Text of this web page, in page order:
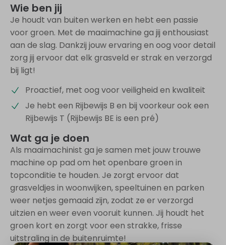
Wie ben jij
Je houdt van buiten werken en hebt een passie
voor groen. Met de maaimachine ga jij enthousiast
aan de slag. Dankzij jouw ervaring en oog voor detail
zorg jij ervoor dat elk grasveld er strak en verzorgd
bij ligt!
Proactief, met oog voor veiligheid en kwaliteit
Je hebt een Rijbewijs B en bij voorkeur ook een
Rijbewijs T (Rijbewijs BE is een pré)
Wat ga je doen
Als maaimachinist ga je samen met jouw trouwe
machine op pad om het openbare groen in
topconditie te houden. Je zorgt ervoor dat
grasveldjes in woonwijken, speeltuinen en parken
weer netjes gemaaid zijn, zodat ze er verzorgd
uitzien en weer even vooruit kunnen. Jij houdt het
groen kort en zorgt voor een strakke, frisse
uitstraling in de buitenruimte!